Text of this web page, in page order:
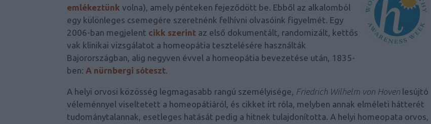
emlékeztünk volna), amely pénteken fejeződött be. Ebből az alkalomból
egy különleges csemegére szeretnénk felhívni olvasóink figyelmét. Egy
2006-ban megjelent cikk szerint az első dokumentált, randomizált, kettős
vak klinikai vizsgálatot a homeopátia tesztelésére használták
Bajorországban, alig negyven évvel a homeopátia bevezetése után, 1835-
ben: A nürnbergi sóteszt.
A helyi orvosi közösség legmagasabb rangú személyisége, Friedrich Wilhelm von Hoven lesújtó
véleménnyel viseltetett a homeopátiáról, és cikket írt róla, melyben annak elméleti hátterét
tudománytalannak, esetleges hatását pedig a hitnek tulajdonította. A helyi homeopata orvos,